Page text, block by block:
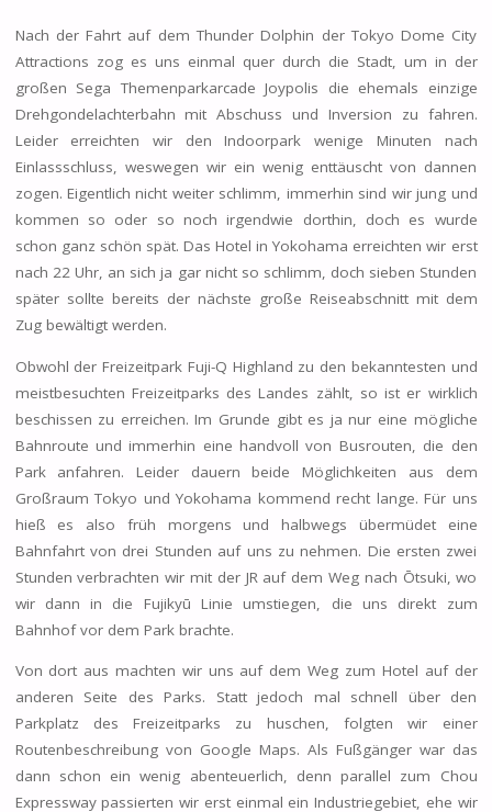
Nach der Fahrt auf dem Thunder Dolphin der Tokyo Dome City
Attractions zog es uns einmal quer durch die Stadt, um in der
großen Sega Themenparkarcade Joypolis die ehemals einzige
Drehgondelachterbahn mit Abschuss und Inversion zu fahren.
Leider erreichten wir den Indoorpark wenige Minuten nach
Einlassschluss, weswegen wir ein wenig enttäuscht von dannen
zogen. Eigentlich nicht weiter schlimm, immerhin sind wir jung und
kommen so oder so noch irgendwie dorthin, doch es wurde
schon ganz schön spät. Das Hotel in Yokohama erreichten wir erst
nach 22 Uhr, an sich ja gar nicht so schlimm, doch sieben Stunden
später sollte bereits der nächste große Reiseabschnitt mit dem
Zug bewältigt werden.
Obwohl der Freizeitpark Fuji-Q Highland zu den bekanntesten und
meistbesuchten Freizeitparks des Landes zählt, so ist er wirklich
beschissen zu erreichen. Im Grunde gibt es ja nur eine mögliche
Bahnroute und immerhin eine handvoll von Busrouten, die den
Park anfahren. Leider dauern beide Möglichkeiten aus dem
Großraum Tokyo und Yokohama kommend recht lange. Für uns
hieß es also früh morgens und halbwegs übermüdet eine
Bahnfahrt von drei Stunden auf uns zu nehmen. Die ersten zwei
Stunden verbrachten wir mit der JR auf dem Weg nach Ōtsuki, wo
wir dann in die Fujikyū Linie umstiegen, die uns direkt zum
Bahnhof vor dem Park brachte.
Von dort aus machten wir uns auf dem Weg zum Hotel auf der
anderen Seite des Parks. Statt jedoch mal schnell über den
Parkplatz des Freizeitparks zu huschen, folgten wir einer
Routenbeschreibung von Google Maps. Als Fußgänger war das
dann schon ein wenig abenteuerlich, denn parallel zum Chou
Expressway passierten wir erst einmal ein Industriegebiet, ehe wir